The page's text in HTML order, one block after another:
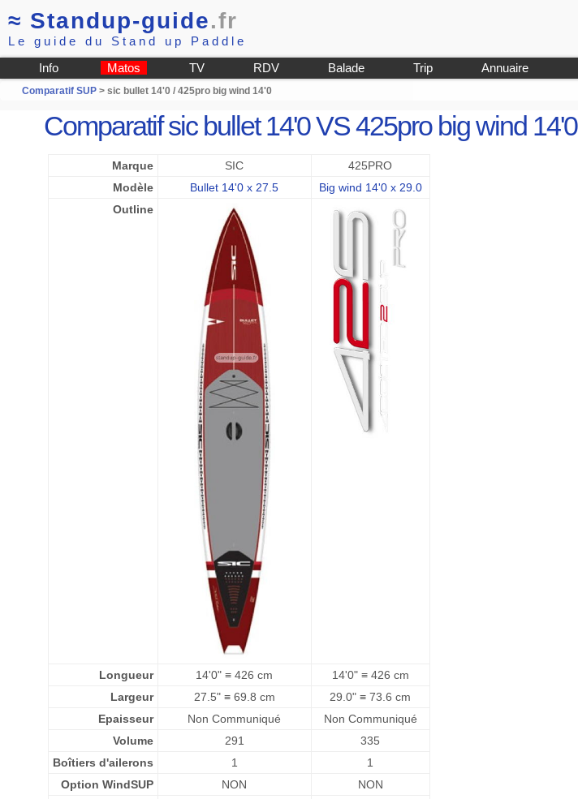
≈ Standup-guide.fr
Le guide du Stand up Paddle
Info Matos TV RDV Balade Trip Annuaire
Comparatif SUP > sic bullet 14'0 / 425pro big wind 14'0
Comparatif sic bullet 14'0 VS 425pro big wind 14'0
Marque SIC
425PRO
Modèle
Bullet 14'0 x 27.5
Big wind 14'0 x 29.0
Outline
Longueur 14'0" ≡ 426 cm
14'0" ≡ 426 cm
Largeur
27.5" ≡ 69.8 cm
29.0" ≡ 73.6 cm
Epaisseur
Non Communiqué
Non Communiqué
Volume
291
335
Boîtiers d'ailerons
1
1
Option WindSUP
NON
NON